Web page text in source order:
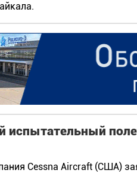
испытательный
Cessna Aircraft (США)